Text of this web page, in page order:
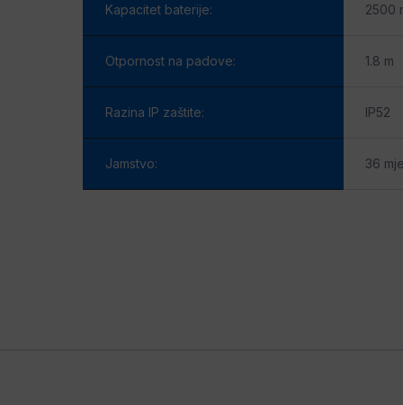
Kapacitet baterije: 2500
Otpornost na padove: 1.8 m
Razina IP zaštite: IP52
Jamstvo: 36